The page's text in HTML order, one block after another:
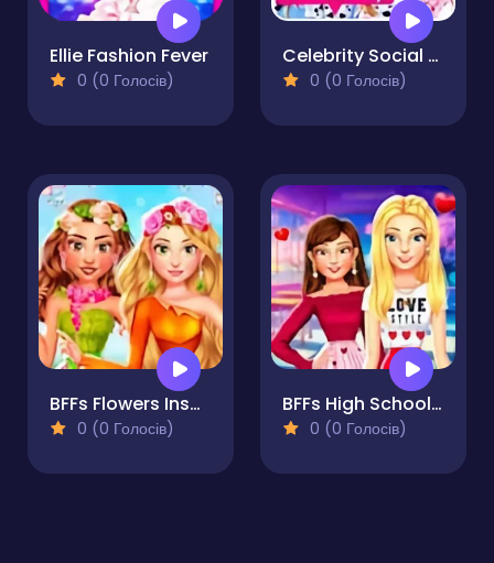
Ellie Fashion Fever
0 (0 Голосів)
Celebrity Social Media Adventure
0 (0 Голосів)
BFFs Flowers Inspired Fashion
0 (0 Голосів)
BFFs High School First Date Look
0 (0 Голосів)